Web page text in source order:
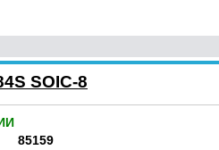
SOIC-8
85159